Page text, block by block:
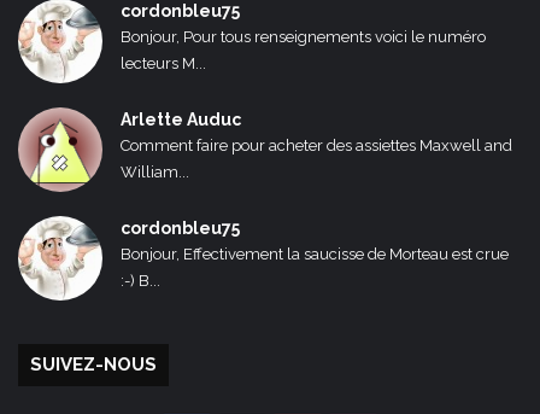
cordonbleu75
Bonjour, Pour tous renseignements voici le numéro
lecteurs M...
Arlette Auduc
Comment faire pour acheter des assiettes Maxwell and
William...
cordonbleu75
Bonjour, Effectivement la saucisse de Morteau est crue
:-) B...
SUIVEZ-NOUS